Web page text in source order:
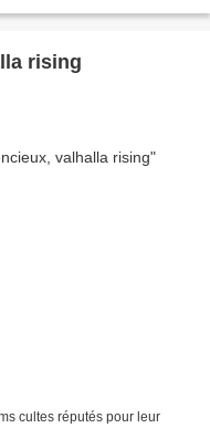
rising
cultes réputés pour leur